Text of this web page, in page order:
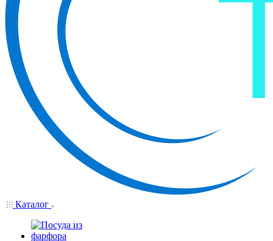
Каталог